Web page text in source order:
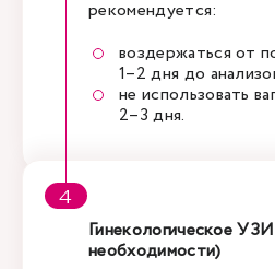
рекомендуется:
воздержаться от
1–2 дня до
не использовать
2–3 дня.
Гинекологическое
необходимости)